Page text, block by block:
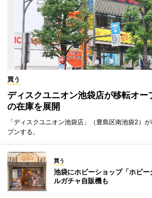
買う
ディスクユニオン池袋店が移転オ
の在庫を展開
「ディスクユニオン池袋店」（豊島区南池袋2）
プンする。
買う
池袋にホビーショップ「ホビ
ルガチャ自販機も